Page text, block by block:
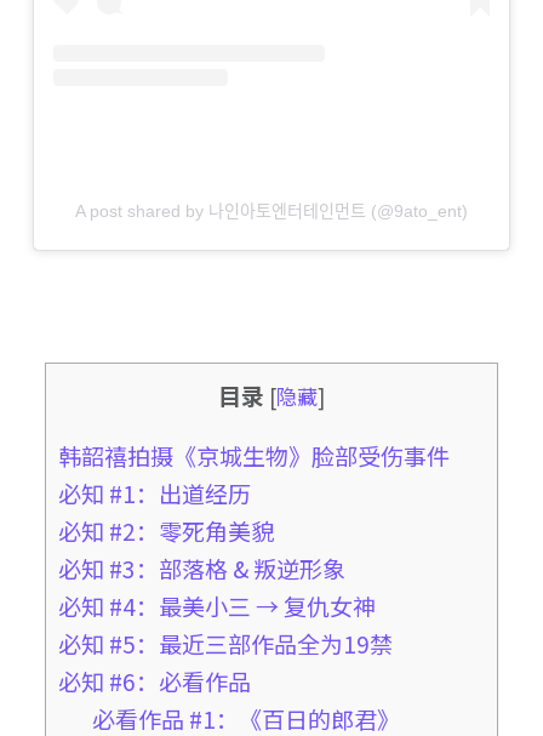
A post shared by 나인아토엔터테인먼트 (@9ato_ent)
目录 [隐藏]
韩韶禧拍摄《京城生物》脸部受伤事件
必知 #1：出道经历
必知 #2：零死角美貌
必知 #3：部落格 & 叛逆形象
必知 #4：最美小三 → 复仇女神
必知 #5：最近三部作品全为19禁
必知 #6：必看作品
必看作品 #1：《百日的郎君》